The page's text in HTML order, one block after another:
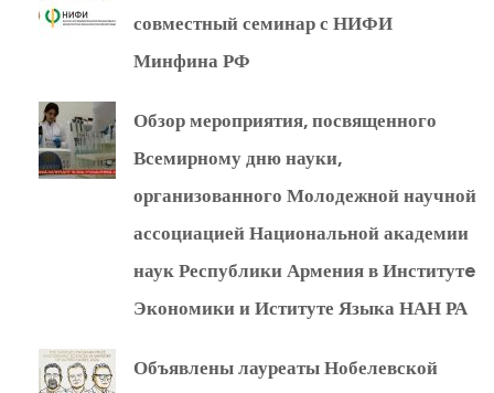
совместный семинар с НИФИ
Минфина РФ
Обзор мероприятия, посвященного
Всемирному дню науки,
организованного Молодежной научной
ассоциацией Национальной академии
наук Республики Армения в Институтe
Экономики и Иституте Языка НАН РА
Объявлены лауреаты Нобелевской